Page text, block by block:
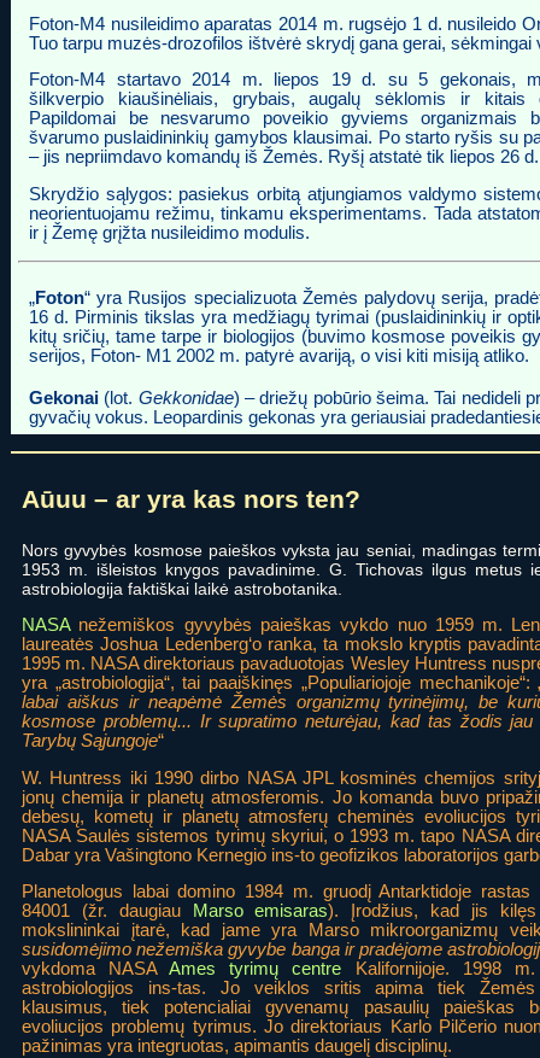
Foton-M4 nusileidimo aparatas 2014 m. rugsėjo 1 d. nusileido
Tuo tarpu muzės-drozofilos ištvėrė skrydį gana gerai, sėkmingai
Foton-M4 startavo 2014 m. liepos 19 d. su 5 gekonais,
šilkverpio kiaušinėliais, grybais, augalų sėklomis ir kitais
Papildomai be nesvarumo poveikio gyviems organizmais
švarumo puslaidininkių gamybos klausimai. Po starto ryšis su
– jis nepriimdavo komandų iš Žemės. Ryšį atstatė tik liepos 26 d.
Skrydžio sąlygos: pasiekus orbitą atjungiamos valdymo
neorientuojamu režimu, tinkamu eksperimentams. Tada
ir į Žemę grįžta nusileidimo modulis.
„Foton“ yra Rusijos specializuota Žemės palydovų serija,
16 d. Pirminis tikslas yra medžiagų tyrimai (puslaidininkių ir
kitų sričių, tame tarpe ir biologijos (buvimo kosmose poveikis
serijos, Foton- M1 2002 m. patyrė avariją, o visi kiti misiją atliko.
Gekonai (lot. Gekkonidae) – driežų pobūrio šeima. Tai nedideli
gyvačių vokus. Leopardinis gekonas yra geriausiai
Aūuu – ar yra kas nors ten?
Nors gyvybės kosmose paieškos vyksta jau seniai, madingas
1953 m. išleistos knygos pavadinime. G. Tichovas ilgus metus
astrobiologija faktiškai laikė astrobotanika.
NASAnežemiškos gyvybės paieškas vykdo nuo 1959 m.
laureatės Joshua Ledenberg‘o ranka, ta mokslo kryptis
1995 m. NASA direktoriaus pavaduotojas Wesley Huntress
yra „astrobiologija“, tai paaiškinęs „Populiariojoje mechanikoje“:
labai aiškus ir neapėmė Žemės organizmų tyrinėjimų, be
kosmose problemų... Ir supratimo neturėjau, kad tas žodis jau
Tarybų Sąjungoje“
W. Huntress iki 1990 dirbo NASA JPL kosminės chemijos
jonų chemija ir planetų atmosferomis. Jo komanda buvo
debesų, kometų ir planetų atmosferų cheminės evoliucijos
NASA Saulės sistemos tyrimų skyriui, o 1993 m. tapo NASA
Dabar yra Vašingtono Kernegio ins-to geofizikos laboratorijos
Planetologus labai domino 1984 m. gruodį Antarktidoje
84001 (žr. daugiau
Marso emisaras). Įrodžius, kad jis
mokslininkai įtarė, kad jame yra Marso mikroorganizmų
susidomėjimo nežemiška gyvybe banga ir pradėjome
vykdoma NASAAmes tyrimų centre Kalifornijoje. 1998
astrobiologijos ins-tas. Jo veiklos sritis apima tiek
klausimus, tiek potencialiai gyvenamų pasaulių paieškas
evoliucijos problemų tyrimus. Jo direktoriaus Karlo Pilčerio
pažinimas yra integruotas, apimantis daugelį disciplinų.